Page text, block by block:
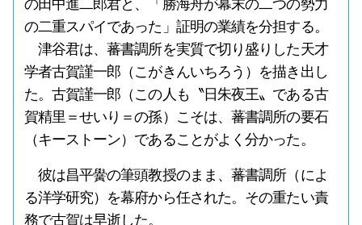
の田中進二郎君と、「勝海舟が幕末の二つの勢力
の二重スパイであった」証明の業績を分担する。
津谷君は、蕃書調所を実質で切り盛りした天才
学者古賀謹一郎（こがきんいちろう）を描き出し
た。古賀謹一郎（この人も〝日朱夜王〟である古
賀精里＝せいり＝の孫）こそは、蕃書調所の要石
（キーストーン）であることがよく分かった。
彼は昌平黌の筆頭教授のまま、蕃書調所（によ
る洋学研究）を幕府から任された。その重たい責
務で古賀は早逝した。